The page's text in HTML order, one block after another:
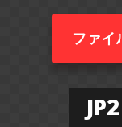
ファイ
JP2